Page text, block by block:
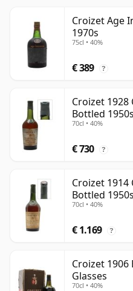
Croizet Age
1970s
75cl • 40%
€ 389 ?
Croizet 1928
Bottled 1950s
70cl • 40%
€ 730 ?
Croizet 1914
Bottled 1950s
70cl • 40%
€ 1.169 ?
Croizet 1906
Glasses
70cl • 40%